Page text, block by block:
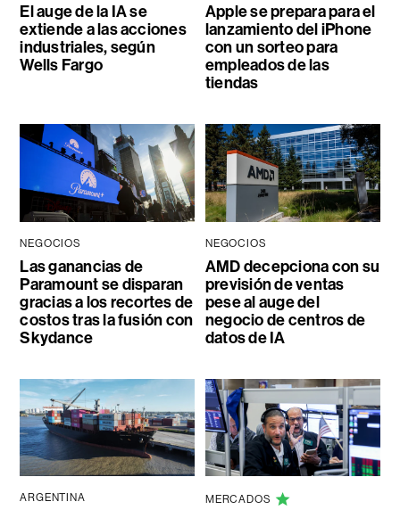
El auge de la IA se
extiende a las acciones
industriales, según
Wells Fargo
Apple se prepara para el
lanzamiento del iPhone
con un sorteo para
empleados de las
tiendas
NEGOCIOS
Las ganancias de
Paramount se disparan
gracias a los recortes de
costos tras la fusión con
Skydance
NEGOCIOS
AMD decepciona con su
previsión de ventas
pese al auge del
negocio de centros de
datos de IA
ARGENTINA MERCADOS